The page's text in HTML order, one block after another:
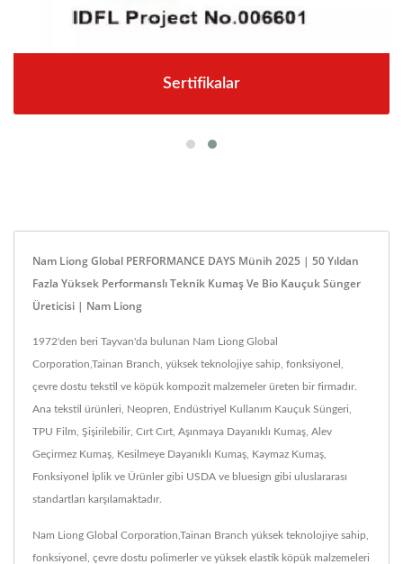
Sertifikalar
Nam Liong Global PERFORMANCE DAYS Münih 2025 | 50 Yıldan
Fazla Yüksek Performanslı Teknik Kumaş Ve Bio Kauçuk Sünger
Üreticisi | Nam Liong
1972'den beri Tayvan'da bulunan Nam Liong Global
Corporation,Tainan Branch, yüksek teknolojiye sahip, fonksiyonel,
çevre dostu tekstil ve köpük kompozit malzemeler üreten bir firmadır.
Ana tekstil ürünleri, Neopren, Endüstriyel Kullanım Kauçuk Süngeri,
TPU Film, Şişirilebilir, Cırt Cırt, Aşınmaya Dayanıklı Kumaş, Alev
Geçirmez Kumaş, Kesilmeye Dayanıklı Kumaş, Kaymaz Kumaş,
Fonksiyonel İplik ve Ürünler gibi USDA ve bluesign gibi uluslararası
standartları karşılamaktadır.
Nam Liong Global Corporation,Tainan Branch yüksek teknolojiye sahip,
fonksiyonel, çevre dostu polimerler ve yüksek elastik köpük malzemeleri